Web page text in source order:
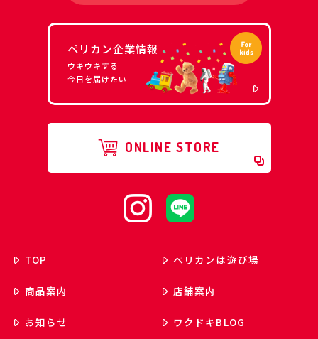
ペリカン企業情報
ウキウキする
今日を届けたい
ONLINE STORE
TOP ペリカンは遊び場
商品案内 店舗案内
お知らせ ワクドキBLOG